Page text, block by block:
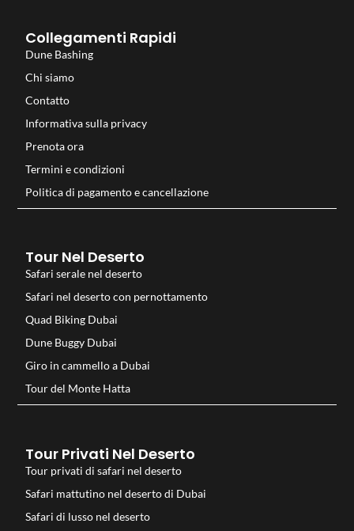
Collegamenti Rapidi
Dune Bashing
Chi siamo
Contatto
Informativa sulla privacy
Prenota ora
Termini e condizioni
Politica di pagamento e cancellazione
Tour Nel Deserto
Safari serale nel deserto
Safari nel deserto con pernottamento
Quad Biking Dubai
Dune Buggy Dubai
Giro in cammello a Dubai
Tour del Monte Hatta
Tour Privati Nel Deserto
Tour privati di safari nel deserto
Safari mattutino nel deserto di Dubai
Safari di lusso nel deserto